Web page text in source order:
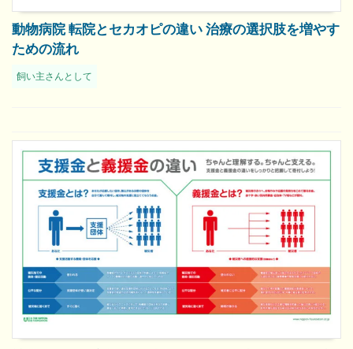
動物病院 転院とセカオピの違い 治療の選択肢を増やす
ための流れ
飼い主さんとして